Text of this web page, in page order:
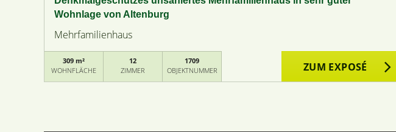
Wohnlage von Altenburg
Mehrfamilienhaus
309 m²
WOHNFLÄCHE
12
ZIMMER
1709
OBJEKTNUMMER
ZUM EXPOSÉ